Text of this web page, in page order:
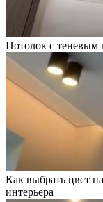
Потолок с теневым
Как выбрать цвет
интерьера